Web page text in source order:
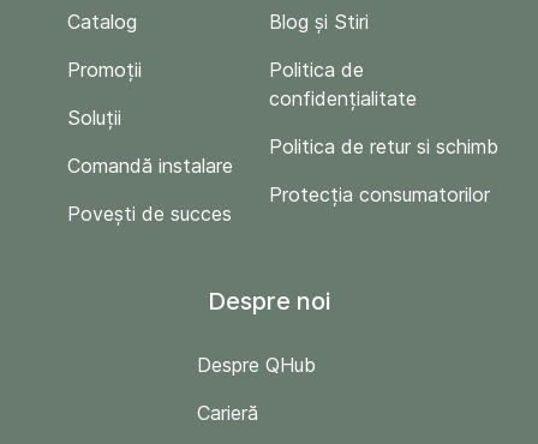
Catalog
Promoții
Soluții
Comandă instalare
Povești de succes
Blog și Stiri
Politica de
confidențialitate
Politica de retur si schimb
Protecția consumatorilor
Despre noi
Despre QHub
Carieră